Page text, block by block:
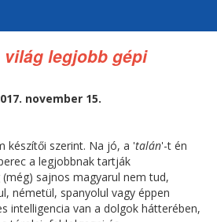
világ legjobb gépi
november 15.
készítői szerint. Na jó, a 'talán'-t én
a legjobbnak tartják
(még) sajnos magyarul nem tud,
németül, spanyolul vagy éppen
intelligencia van a dolgok hátterében,